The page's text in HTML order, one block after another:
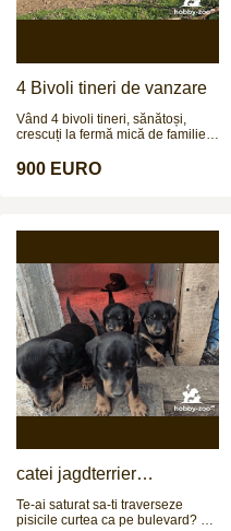
4 Bivoli tineri de vanzare
Vând 4 bivoli tineri, sănătoși,
crescuți la fermă mică de familie.
vârsta de aproximativ 1.2 ani și
900 € bucata sau 3.999 € toți
patru. Se pot vedea la fața locului,
fără grabă. Se vând împreună sau
separat. Mai multe detalii la
numărul de telefon.
900 EURO
catei jagdterrier
Te-ai saturat sa-ti traverseze
pisicile curtea ca pe bulevard? Ti